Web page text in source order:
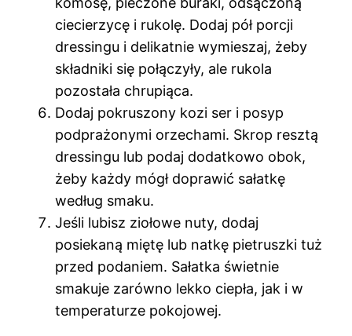
ciecierzycę i rukolę. Dodaj pół porcji
dressingu i delikatnie wymieszaj, żeby
składniki się połączyły, ale rukola
pozostała chrupiąca.
Dodaj pokruszony kozi ser i posyp
podprażonymi orzechami. Skrop resztą
dressingu lub podaj dodatkowo obok,
żeby każdy mógł doprawić sałatkę
według smaku.
Jeśli lubisz ziołowe nuty, dodaj
posiekaną miętę lub natkę pietruszki tuż
przed podaniem. Sałatka świetnie
smakuje zarówno lekko ciepła, jak i w
temperaturze pokojowej.